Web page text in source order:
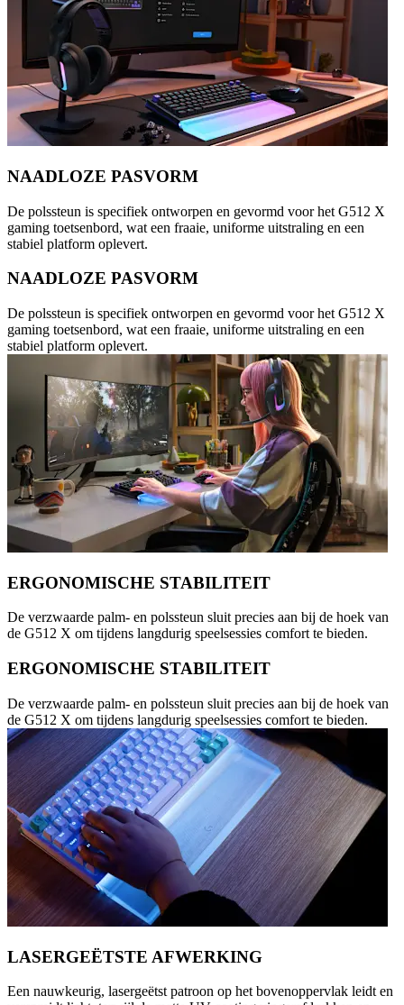
NAADLOZE PASVORM
De polssteun is specifiek ontworpen en gevormd voor het G512 X
gaming toetsenbord, wat een fraaie, uniforme uitstraling en een
stabiel platform oplevert.
NAADLOZE PASVORM
De polssteun is specifiek ontworpen en gevormd voor het G512 X
gaming toetsenbord, wat een fraaie, uniforme uitstraling en een
stabiel platform oplevert.
ERGONOMISCHE STABILITEIT
De verzwaarde palm- en polssteun sluit precies aan bij de hoek van
de G512 X om tijdens langdurig speelsessies comfort te bieden.
ERGONOMISCHE STABILITEIT
De verzwaarde palm- en polssteun sluit precies aan bij de hoek van
de G512 X om tijdens langdurig speelsessies comfort te bieden.
LASERGEËTSTE AFWERKING
Een nauwkeurig, lasergeëtst patroon op het bovenoppervlak leidt en